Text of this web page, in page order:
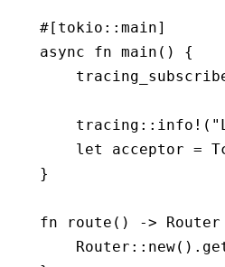
#[tokio :: main]
async fn main () {
    tracing
:: info! (
    let
acceptor =
}
fn route () -> Router
    Router
:: new() .